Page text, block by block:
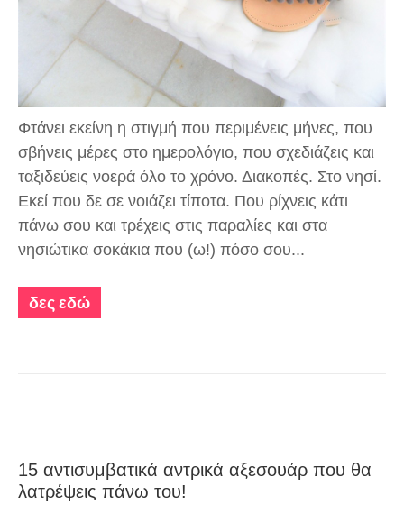
Φτάνει εκείνη η στιγμή που περιμένεις μήνες, που
σβήνεις μέρες στο ημερολόγιο, που σχεδιάζεις και
ταξιδεύεις νοερά όλο το χρόνο. Διακοπές. Στο νησί.
Εκεί που δε σε νοιάζει τίποτα. Που ρίχνεις κάτι
πάνω σου και τρέχεις στις παραλίες και στα
νησιώτικα σοκάκια που (ω!) πόσο σου...
δες εδώ
15 αντισυμβατικά αντρικά αξεσουάρ που θα
λατρέψεις πάνω του!